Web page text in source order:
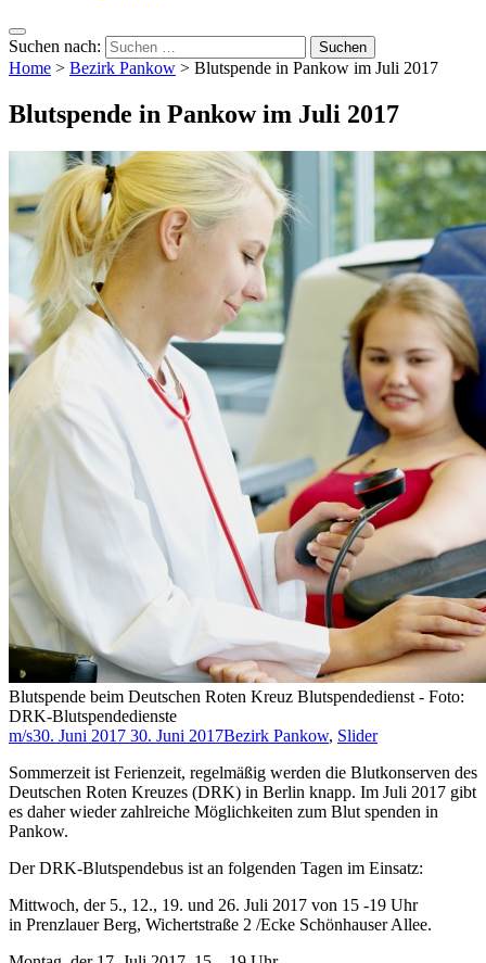
Suchen nach:
Home > Bezirk Pankow > Blutspende in Pankow im Juli 2017
Blutspende in Pankow im Juli 2017
Blutspende beim Deutschen Roten Kreuz Blutspendedienst - Foto:
DRK-Blutspendedienste
m/s30. Juni 2017 30. Juni 2017Bezirk Pankow, Slider
Sommerzeit ist Ferienzeit, regelmäßig werden die Blutkonserven des
Deutschen Roten Kreuzes (DRK) in Berlin knapp. Im Juli 2017 gibt
es daher wieder zahlreiche Möglichkeiten zum Blut spenden in
Pankow.
Der DRK-Blutspendebus ist an folgenden Tagen im Einsatz:
Mittwoch, der 5., 12., 19. und 26. Juli 2017 von 15 -19 Uhr
in Prenzlauer Berg, Wichertstraße 2 /Ecke Schönhauser Allee.